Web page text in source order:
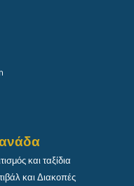
και ταξίδια
και Διακοπές